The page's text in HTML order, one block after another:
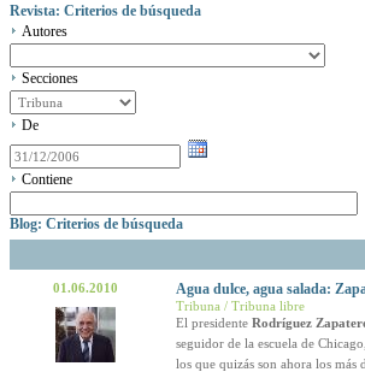
Revista: Criterios de búsqueda
Autores
Secciones
De
Contiene
Blog: Criterios de búsqueda
01.06.2010 Agua dulce, agua salada:
Tribuna / Tribuna libre
El presidente Rodríguez
seguidor de la escuela de
los que quizás son ahora los más